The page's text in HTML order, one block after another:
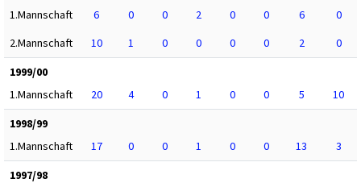
1.Mannschaft
6 0 0 2 0 0 6
0
2.Mannschaft
10 1 0 0 0 0 2
0
1999/00
1.Mannschaft
20 4 0 1 0 0 5
10
1998/99
1.Mannschaft
17 0 0 1 0 0 13
3
1997/98